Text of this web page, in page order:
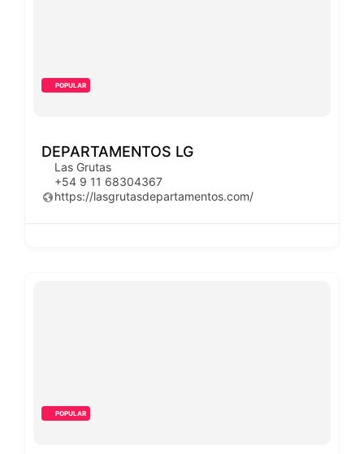
POPULAR
DEPARTAMENTOS LG
Las Grutas
+54 9 11 68304367
https://lasgrutasdepartamentos.com/
POPULAR